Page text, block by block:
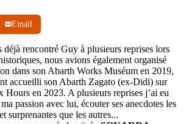
Email
déjà rencontré Guy à plusieurs reprises lors
nous avions également organisé
dans son Abarth Works Muséum en 2019,
accueilli son Abarth Zagato (ex-Didi) sur
Hours en 2023. A plusieurs reprises j’ai eu
passion avec lui, écouter ses anecdotes les
surprenantes que les autres...